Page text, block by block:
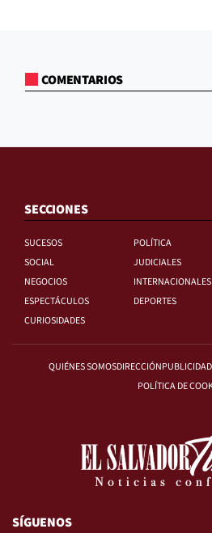
COMENTARIOS
SECCIONES
SUCESOS
POLÍTICA
SOCIAL
JUDICIALES
NEGOCIOS
INTERNACIONALES
ESPECTÁCULOS
DEPORTES
CURIOSIDADES
QUIÉNES SOMOSDIRECCIÓNPUBLICIDAD
POLÍTICA DE
SÍGUENOS